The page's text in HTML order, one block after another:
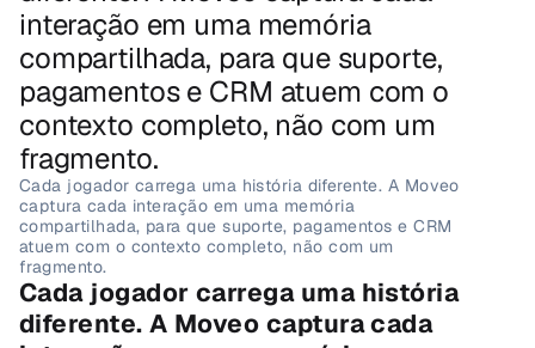
interação em uma memória
compartilhada, para que suporte,
pagamentos e CRM atuem com o
contexto completo, não com um
fragmento.
Cada jogador carrega uma história diferente. A Moveo
captura cada interação em uma memória
compartilhada, para que suporte, pagamentos e CRM
atuem com o contexto completo, não com um
fragmento.
Cada jogador carrega uma história
diferente. A Moveo captura cada